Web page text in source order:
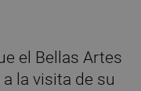
el Bellas Artes
la visita de su